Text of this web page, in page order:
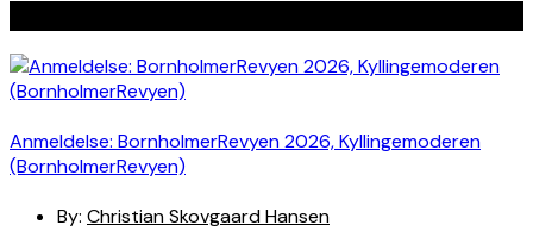
Anmeldelse: BornholmerRevyen 2026, Kyllingemoderen
(BornholmerRevyen)
By: Christian Skovgaard Hansen